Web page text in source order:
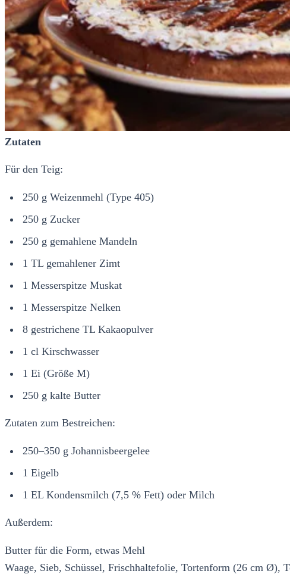
Zutaten
Für den Teig:
250 g Weizenmehl (Type 405)
250 g Zucker
250 g gemahlene Mandeln
1 TL gemahlener Zimt
1 Messerspitze Muskat
1 Messerspitze Nelken
8 gestrichene TL Kakaopulver
1 cl Kirschwasser
1 Ei (Größe M)
250 g kalte Butter
Zutaten zum Bestreichen:
250–350 g Johannisbeergelee
1 Eigelb
1 EL Kondensmilch (7,5 % Fett) oder Milch
Außerdem:
Butter für die Form, etwas Mehl
Waage, Sieb, Schüssel, Frischhaltefolie, Tortenform (26 cm Ø),